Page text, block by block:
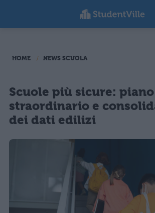
HOME NEWS SCUOLA
Scuole più sicure: piano
straordinario e
dei dati edilizi